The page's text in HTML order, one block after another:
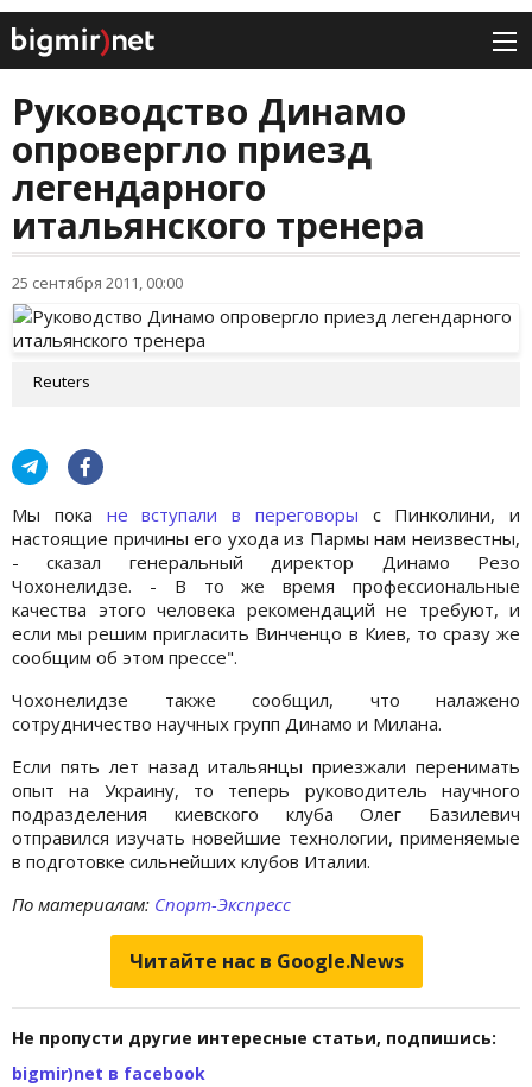
Руководство Динамо
опровергло приезд
легендарного
итальянского тренера
25 сентября 2011, 00:00
Reuters
Мы пока не вступали в переговоры с Пинколини, и
настоящие причины его ухода из Пармы нам неизвестны,
- сказал генеральный директор Динамо Резо
Чохонелидзе. - В то же время профессиональные
качества этого человека рекомендаций не требуют, и
если мы решим пригласить Винченцо в Киев, то сразу же
сообщим об этом прессе".
Чохонелидзе также сообщил, что налажено
сотрудничество научных групп Динамо и Милана.
Если пять лет назад итальянцы приезжали перенимать
опыт на Украину, то теперь руководитель научного
подразделения киевского клуба Олег Базилевич
отправился изучать новейшие технологии, применяемые
в подготовке сильнейших клубов Италии.
По материалам: Спорт-Экспресс
Читайте нас в Google.News
Не пропусти другие интересные статьи, подпишись:
bigmir)net в facebook